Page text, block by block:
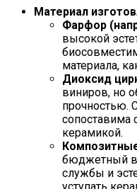
Материал
Фарфор
высокой
материала,
Диоксид
виниров, но
прочностью.
сопоставима
керамикой.
бюджетный
службы и
уступать